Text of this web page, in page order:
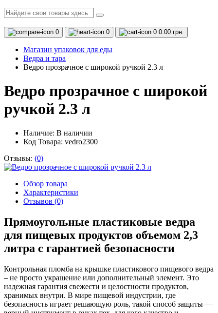
0 0 0 0.00 грн.
Магазин упаковок для еды
Ведра и тара
Ведро прозрачное с широкой ручкой 2.3 л
Ведро прозрачное с широкой
ручкой 2.3 л
Наличие: В наличии
Код Товара: vedro2300
Отзывы: (0)
Обзор товара
Характеристики
Отзывов (0)
Прямоугольные пластиковые ведра
для пищевых продуктов объемом 2,3
литра с гарантией безопасности
Контрольная пломба на крышке пластикового пищевого ведра
– не просто украшение или дополнительный элемент. Это
надежная гарантия свежести и целостности продуктов,
хранимых внутри. В мире пищевой индустрии, где
безопасность играет решающую роль, такой способ защиты —